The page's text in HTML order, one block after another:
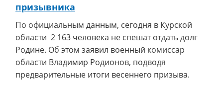
призывника
По официальным данным, сегодня в Курской
области 2 163 человека не спешат отдать долг
Родине. Об этом заявил военный комиссар
области Владимир Родионов, подводя
предварительные итоги весеннего призыва.